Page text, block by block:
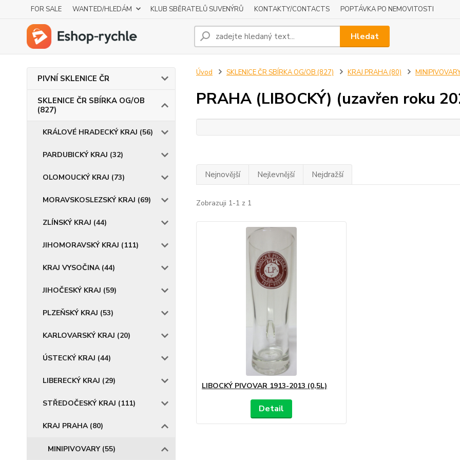
FOR SALE WANTED/HLEDÁM KLUB SBĚRATELŮ SUVENÝRŮ KONTAKTY/CONTACTS POPTÁVKA PO NEMOVITOSTI
Hledat
PIVNÍ SKLENICE ČR
SKLENICE ČR SBÍRKA OG/OB
(827)
KRÁLOVÉ HRADECKÝ KRAJ (56)
PARDUBICKÝ KRAJ (32)
OLOMOUCKÝ KRAJ (73)
MORAVSKOSLEZSKÝ KRAJ (69)
ZLÍNSKÝ KRAJ (44)
JIHOMORAVSKÝ KRAJ (111)
KRAJ VYSOČINA (44)
JIHOČESKÝ KRAJ (59)
PLZEŇSKÝ KRAJ (53)
KARLOVARSKÝ KRAJ (20)
ÚSTECKÝ KRAJ (44)
LIBERECKÝ KRAJ (29)
STŘEDOČESKÝ KRAJ (111)
KRAJ PRAHA (80)
MINIPIVOVARY (55)
Úvod SKLENICE ČR SBÍRKA OG/OB (827) KRAJ PRAHA (80)
PRAHA (LIBOCKÝ) (uzavřen roku
Nejnovější Nejlevnější Nejdražší
Zobrazuji 1-1 z 1
LIBOCKÝ PIVOVAR 1913-2013 (0,5L)
Detail